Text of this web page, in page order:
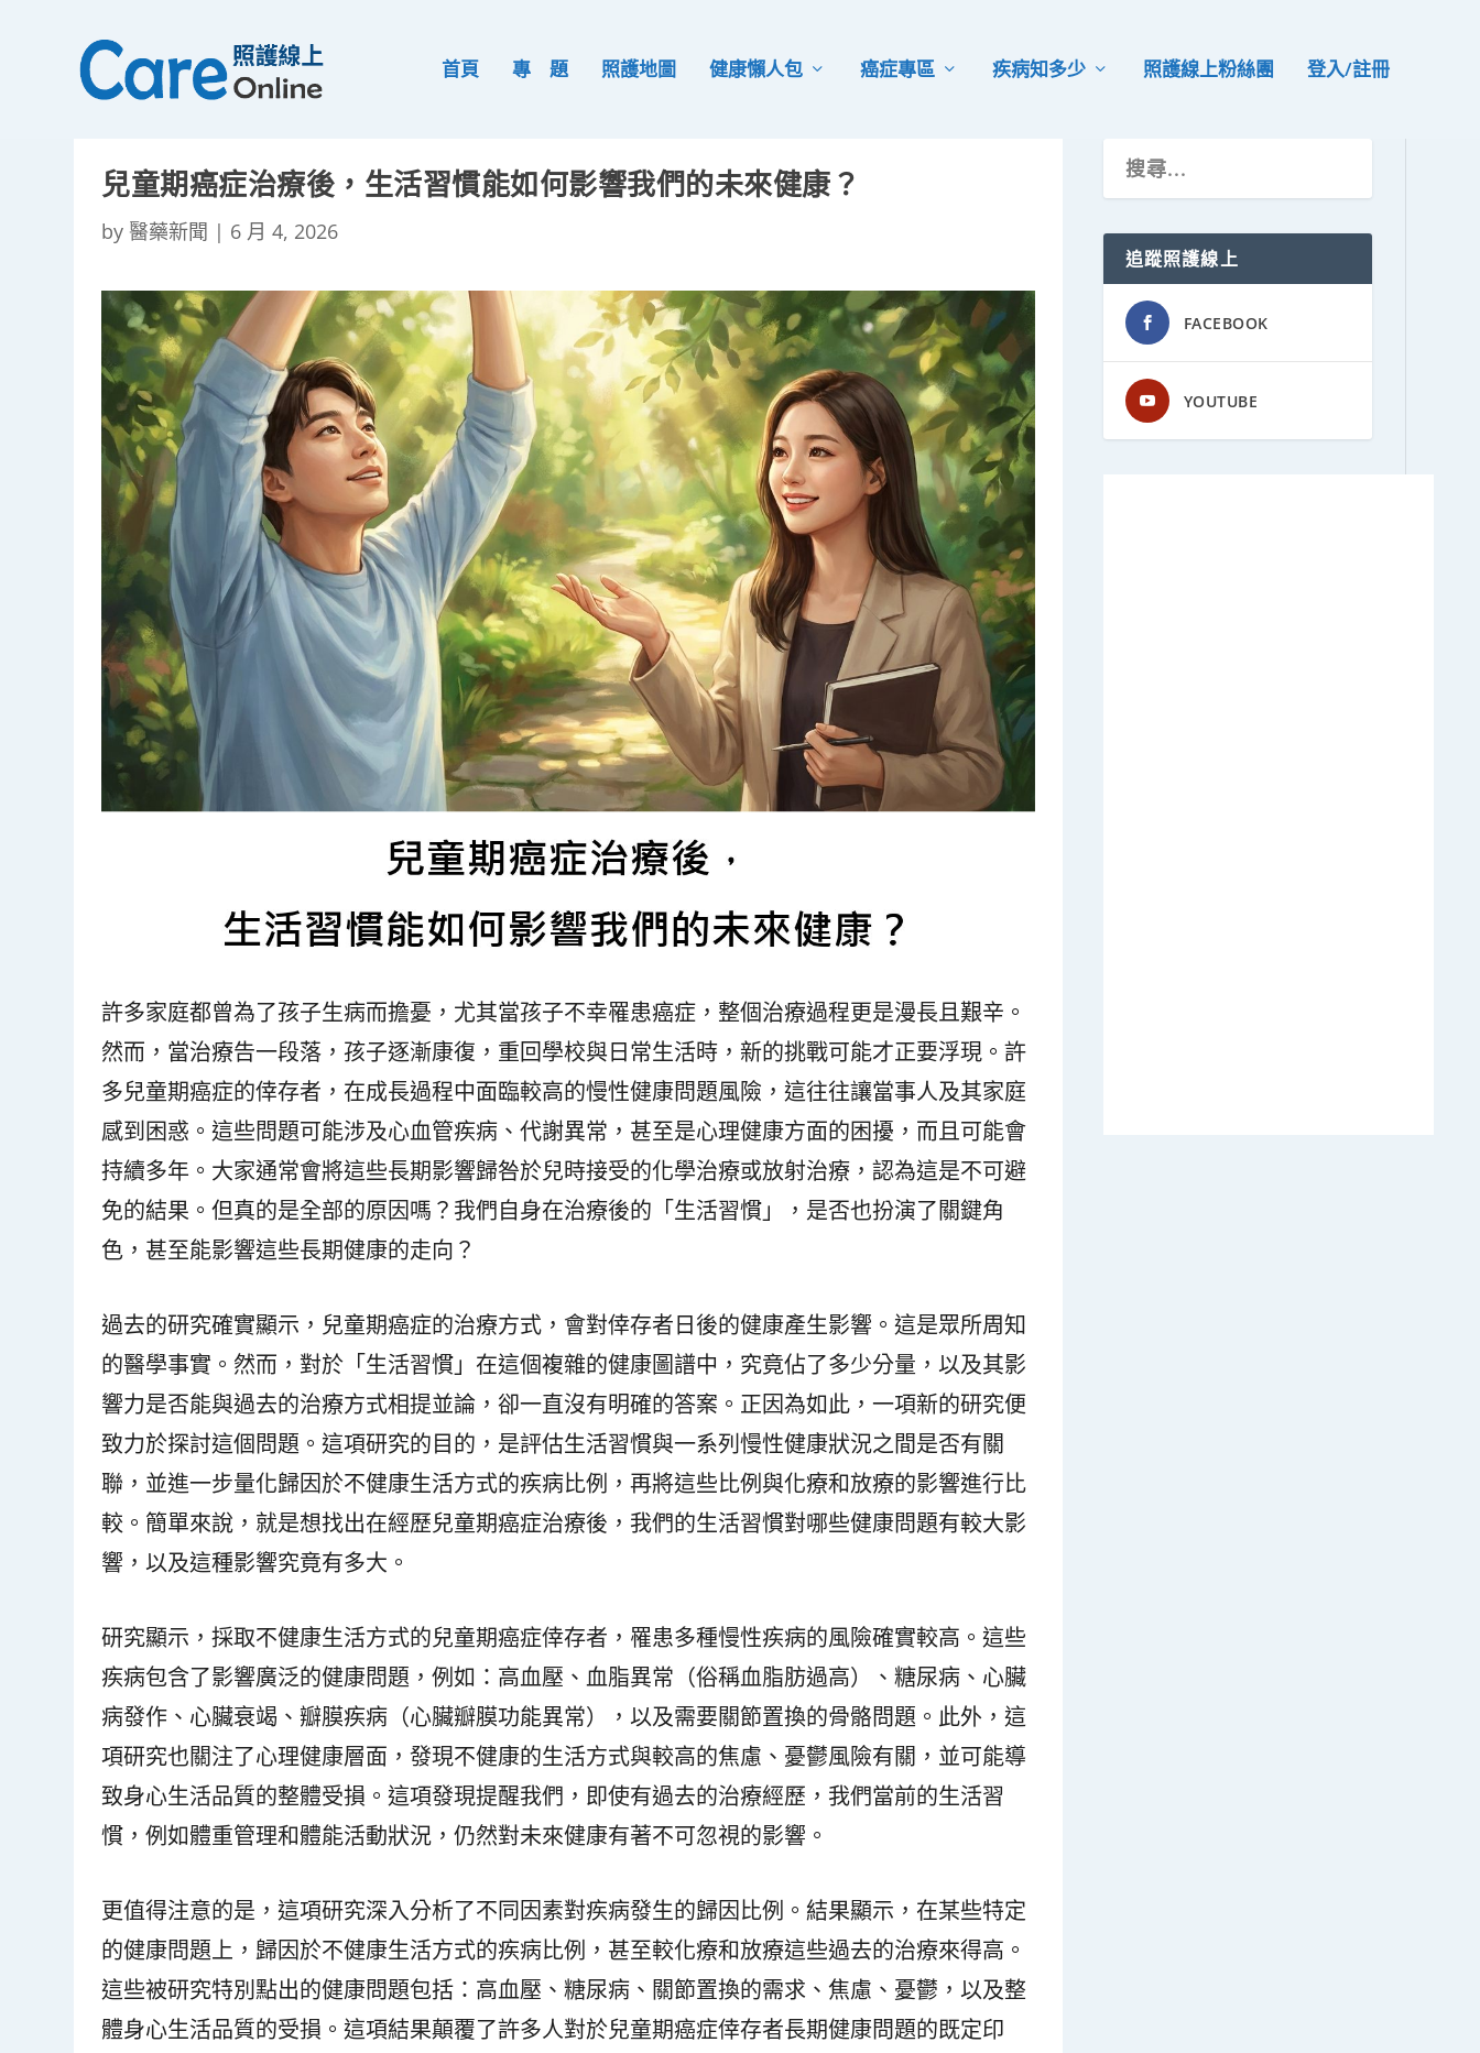
首頁 專 題 照護地圖 健康懶人包 癌症專區 疾病知多少 照護線上粉絲團 登入/註冊
兒童期癌症治療後，生活習慣能如何影響我們的未來健康？
by 醫藥新聞 | 6 月 4, 2026
許多家庭都曾為了孩子生病而擔憂，尤其當孩子不幸罹患癌症，整個治療過程更是漫長且艱辛。
然而，當治療告一段落，孩子逐漸康復，重回學校與日常生活時，新的挑戰可能才正要浮現。許
多兒童期癌症的倖存者，在成長過程中面臨較高的慢性健康問題風險，這往往讓當事人及其家庭
感到困惑。這些問題可能涉及心血管疾病、代謝異常，甚至是心理健康方面的困擾，而且可能會
持續多年。大家通常會將這些長期影響歸咎於兒時接受的化學治療或放射治療，認為這是不可避
免的結果。但真的是全部的原因嗎？我們自身在治療後的「生活習慣」，是否也扮演了關鍵角
色，甚至能影響這些長期健康的走向？
過去的研究確實顯示，兒童期癌症的治療方式，會對倖存者日後的健康產生影響。這是眾所周知
的醫學事實。然而，對於「生活習慣」在這個複雜的健康圖譜中，究竟佔了多少分量，以及其影
響力是否能與過去的治療方式相提並論，卻一直沒有明確的答案。正因為如此，一項新的研究便
致力於探討這個問題。這項研究的目的，是評估生活習慣與一系列慢性健康狀況之間是否有關
聯，並進一步量化歸因於不健康生活方式的疾病比例，再將這些比例與化療和放療的影響進行比
較。簡單來說，就是想找出在經歷兒童期癌症治療後，我們的生活習慣對哪些健康問題有較大影
響，以及這種影響究竟有多大。
研究顯示，採取不健康生活方式的兒童期癌症倖存者，罹患多種慢性疾病的風險確實較高。這些
疾病包含了影響廣泛的健康問題，例如：高血壓、血脂異常（俗稱血脂肪過高）、糖尿病、心臟
病發作、心臟衰竭、瓣膜疾病（心臟瓣膜功能異常），以及需要關節置換的骨骼問題。此外，這
項研究也關注了心理健康層面，發現不健康的生活方式與較高的焦慮、憂鬱風險有關，並可能導
致身心生活品質的整體受損。這項發現提醒我們，即使有過去的治療經歷，我們當前的生活習
慣，例如體重管理和體能活動狀況，仍然對未來健康有著不可忽視的影響。
更值得注意的是，這項研究深入分析了不同因素對疾病發生的歸因比例。結果顯示，在某些特定
的健康問題上，歸因於不健康生活方式的疾病比例，甚至較化療和放療這些過去的治療來得高。
這些被研究特別點出的健康問題包括：高血壓、糖尿病、關節置換的需求、焦慮、憂鬱，以及整
體身心生活品質的受損。這項結果顛覆了許多人對於兒童期癌症倖存者長期健康問題的既定印
追蹤照護線上
FACEBOOK
YOUTUBE